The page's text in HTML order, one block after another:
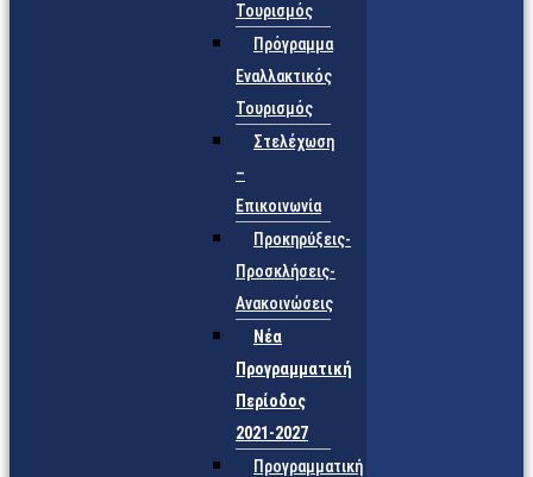
Τουρισμός
Πρόγραμμα
Εναλλακτικός
Τουρισμός
Στελέχωση
–
Επικοινωνία
Προκηρύξεις-
Προσκλήσεις-
Ανακοινώσεις
Νέα
Προγραμματική
Περίοδος
2021-2027
Προγραμματική